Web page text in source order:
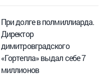
При долге в полмиллиарда.
Директор
димитровградского
«Гортепла» выдал себе 7
миллионов